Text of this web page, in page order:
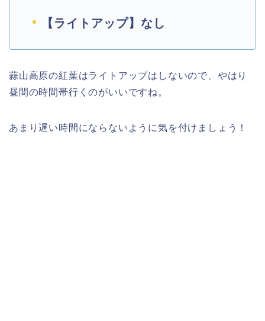
【ライトアップ】なし
蒜山高原の紅葉はライトアップはしないので、やはり
昼間の時間帯行くのがいいですね。
あまり遅い時間にならないように気を付けましょう！